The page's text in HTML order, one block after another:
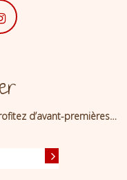
d’avant-premières…